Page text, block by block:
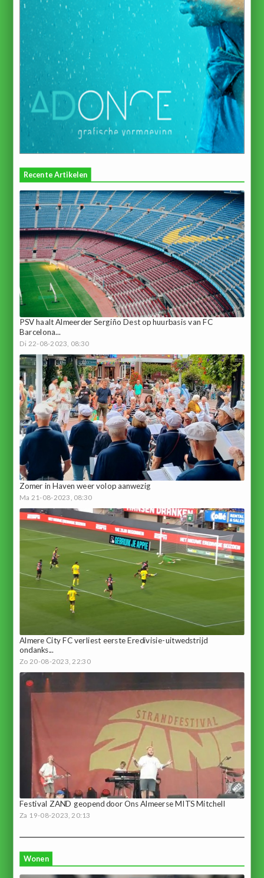
Recente Artikelen
PSV haalt Almeerder Sergiño Dest op huurbasis van FC
Barcelona...
Di 22-08-2023, 08:30
Zomer in Haven weer volop aanwezig
Ma 21-08-2023, 08:30
Almere City FC verliest eerste Eredivisie-uitwedstrijd
ondanks...
Zo 20-08-2023, 22:30
Festival ZAND geopend door Ons Almeerse MITS Mitchell
Za 19-08-2023, 20:13
Wonen